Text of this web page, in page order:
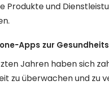
Produkte und
Apps zur
Jahren haben sich
zu überwachen und zu